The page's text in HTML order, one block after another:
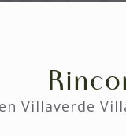
Villaverde